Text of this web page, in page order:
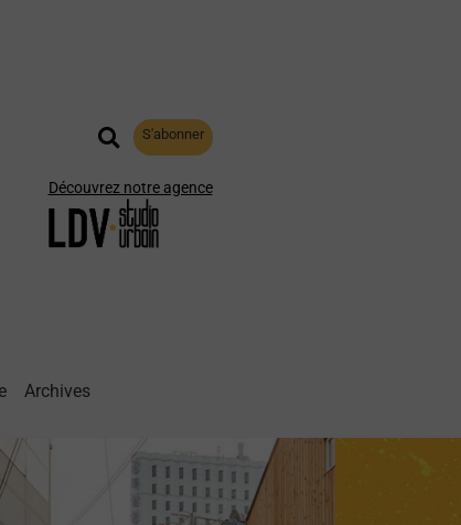
S'abonner
Découvrez notre agence
Archives